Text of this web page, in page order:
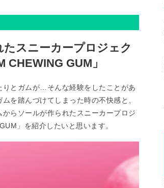
スニーカープロジェク
CHEWING GUM」
とガムが…そんな経験をしたことがあ
を踏んづけてしまった時の不快感と、
らソールが作られたスニーカープロジ
」を紹介したいと思います。